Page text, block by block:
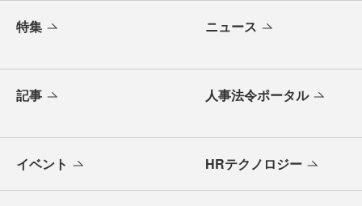
特集 ニュース
記事 人事法令ポータル
イベント HRテクノロジー